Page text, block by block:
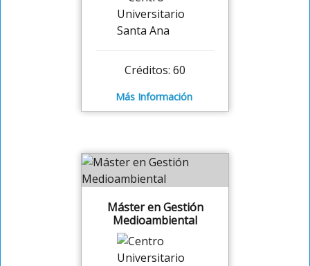
Créditos: 60
Más Información
Máster en Gestión
Medioambiental